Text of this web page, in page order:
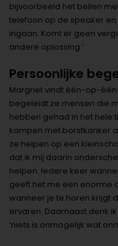
bijvoorbeeld het bellen
telefoon op de speaker
ingaan. Komt er geen
andere oplossing.’
Persoonlijke
Margriet vindt één-op-
begeleidt ze mensen die
hebben gehad in het hele
kampen met borstkanker
ze helpen op een
dat ik mij daarin
helpen. Iedere keer
geeft het me een enorme
wanneer je te horen krijgt
ervaren. Daarnaast denk
‘niets is onmogelijk wat